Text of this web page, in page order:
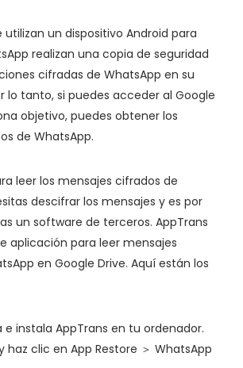
utilizan un dispositivo Android para
realizan una copia de seguridad
cifradas de WhatsApp en su
lo tanto, si puedes acceder al Google
objetivo, puedes obtener los
de WhatsApp.
leer los mensajes cifrados de
descifrar los mensajes y es por
un software de terceros. AppTrans
aplicación para leer mensajes
en Google Drive. Aquí están los
e instala AppTrans en tu ordenador.
haz clic en App Restore ＞ WhatsApp